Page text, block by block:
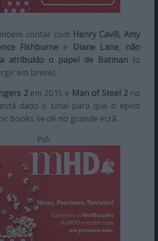
contar com Henry Cavill, Amy
Fishburne e Diane Lane, não
atribuído o papel de Batman (o
em breve).
2em 2015 e Man of Steel 2no
dado o sinal para que o épico
books se dê no grande ecrã.
Pub